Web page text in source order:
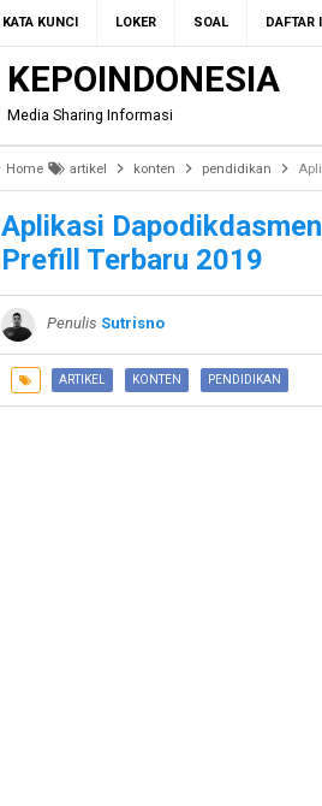
KATA KUNCI LOKER SOAL DAFTAR
KEPOINDONESIA
Media Sharing Informasi
Home artikel konten pendidikan
Aplikasi
Prefill Terbaru 2019
Penulis Sutrisno
ARTIKEL KONTEN PENDIDIKAN